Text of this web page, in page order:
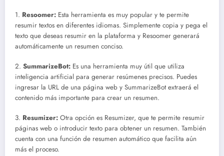
1. Resoomer: Esta herramienta es muy popular y te permite
resumir textos en diferentes idiomas. Simplemente copia y pega el
texto que deseas resumir en la plataforma y Resoomer generará
automáticamente un resumen conciso.
2. SummarizeBot: Es una herramienta muy útil que utiliza
inteligencia artificial para generar resúmenes precisos. Puedes
ingresar la URL de una página web y SummarizeBot extraerá el
contenido más importante para crear un resumen.
3. Resumizer: Otra opción es Resumizer, que te permite resumir
páginas web o introducir texto para obtener un resumen. También
cuenta con una función de resumen automático que facilita aún
más el proceso.